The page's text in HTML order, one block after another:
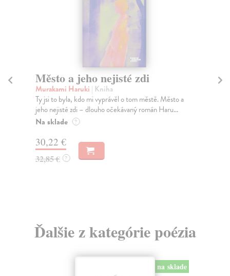
Město a jeho nejisté zdi
Murakami Haruki| Kniha
Ty jsi to byla, kdo mi vyprávěl o tom městě. Město a
jeho nejisté zdi – dlouho očekávaný román Haru...
Na sklade ?
30,22 €
32,85 € ?
Ďalšie z kategórie poézia
na sklade